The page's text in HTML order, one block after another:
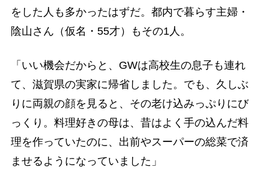
をした人も多かったはずだ。都内で暮らす主婦・
陰山さん（仮名・55才）もその1人。
「いい機会だからと、GWは高校生の息子も連れ
て、滋賀県の実家に帰省しました。でも、久しぶ
りに両親の顔を見ると、その老け込みっぷりにび
っくり。料理好きの母は、昔はよく手の込んだ料
理を作っていたのに、出前やスーパーの総菜で済
ませるようになっていました」